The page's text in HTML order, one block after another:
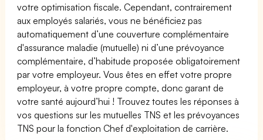
votre optimisation fiscale. Cependant, contrairement
aux employés salariés, vous ne bénéficiez pas
automatiquement d’une couverture complémentaire
d'assurance maladie (mutuelle) ni d’une prévoyance
complémentaire, d’habitude proposée obligatoirement
par votre employeur. Vous êtes en effet votre propre
employeur, à votre propre compte, donc garant de
votre santé aujourd’hui ! Trouvez toutes les réponses à
vos questions sur les mutuelles TNS et les prévoyances
TNS pour la fonction Chef d'exploitation de carrière.